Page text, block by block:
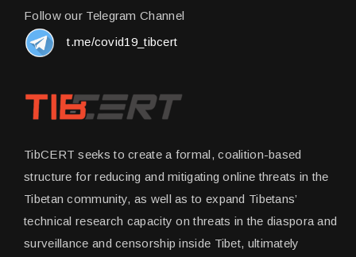
Follow our Telegram Channel
t.me/covid19_tibcert
TibCERT seeks to create a formal, coalition-based
structure for reducing and mitigating online threats in the
Tibetan community, as well as to expand Tibetans’
technical research capacity on threats in the diaspora and
surveillance and censorship inside Tibet, ultimately